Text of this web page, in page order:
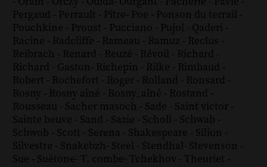
Pergaud - Perrault - Pitre- Poe - Ponson du terrail -
Pouchkine - Proust - Pucciano - Pujol - Qaderi -
Racine - Radcliffe - Rameau - Ramuz - Reclus -
Reibrach - Renard - Reuzé - Révoil - Richard -
Richard - Gaston- Richepin - Rilke - Rimbaud -
Robert - Rochefort - Roger - Rolland - Ronsard -
Rosny - Rosny aîné - Rosny_aîné - Rostand -
Rousseau - Sacher masoch - Sade - Saint victor -
Sainte beuve - Sand - Sazie - Scholl - Schwab -
Schwob - Scott - Serena - Shakespeare - Silion -
Silvestre - Snakebzh- Steel - Stendhal- Stevenson -
Sue - Suétone- T. combe- Tchekhov - Theuriet -